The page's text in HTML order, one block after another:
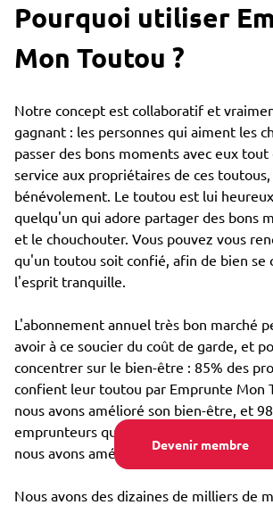
Devenir membre
Pourquoi utiliser
Mon Toutou ?
Notre concept est collaboratif et
gagnant : les personnes qui aiment les
passer des bons moments avec eux
service aux propriétaires de ces
bénévolement. Le toutou est lui
quelqu'un qui adore partager des bons
et le chouchouter. Vous pouvez vous
qu'un toutou soit confié, afin de bien se
l'esprit tranquille.
L'abonnement annuel très bon marché
avoir à ce soucier du coût de garde, et
concentrer sur le bien-être : 85% des
confient leur toutou par Emprunte Mon
nous avons amélioré son bien-être, et
emprunteurs qui s'occupent d'un toutou
nous avons amélioré leur propre bien-
Nous avons des dizaines de milliers de